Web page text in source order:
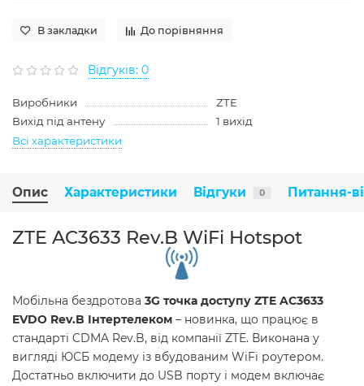
В закладки До порівняння
Відгуків: 0
Виробники
ZTE
Вихід під антену
1 вихід
Всі характеристики
Опис Характеристики Відгуки 0 Питання-
ZTE AC3633 Rev.B WiFi Hotspot
Мобільна бездротова 3G точка доступу ZTE AC3633
EVDO Rev.B Інтертелеком – новинка, що працює в
стандарті CDMA Rev.B, від компанії ZTE. Виконана у
вигляді ЮСБ модему із вбудованим WiFi роутером.
Достатньо включити до USB порту і модем включає